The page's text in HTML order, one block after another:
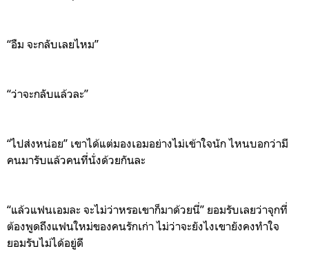
“อืม จะกลับเลยไหม”
“ว่าจะกลับแล้วละ”
“ไปส่งหน่อย” เขาได้แต่มองเอมอย่างไม่เข้าใจนัก ไหนบอกว่ามี
คนมารับแล้วคนที่นั่งด้วยกันละ
“แล้วแฟนเอมละ จะไม่ว่าหรอเขาก็มาด้วยนี่” ยอมรับเลยว่าจุกที่
ต้องพูดถึงแฟนใหม่ของคนรักเก่า ไม่ว่าจะยังไงเขายังคงทำใจ
ยอมรับไม่ได้อยู่ดี